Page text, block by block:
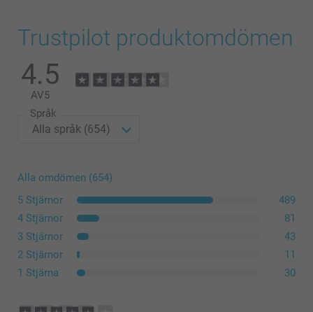
Stryka
Kemtvätt
45,5 cm
Trustpilot produktomdömen
4.5
AV5
Språk
Alla omdömen (654)
5 Stjärnor
489
4 Stjärnor
81
3 Stjärnor
43
2 Stjärnor
11
1 Stjärna
30